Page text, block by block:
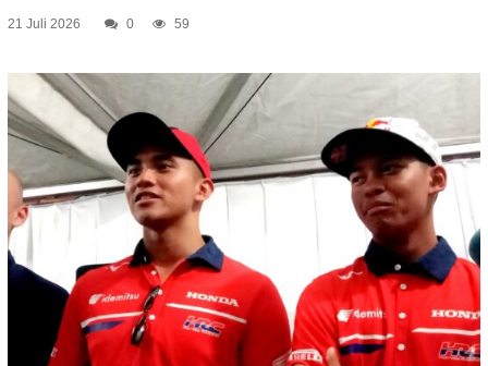
21 Juli 2026 0 59